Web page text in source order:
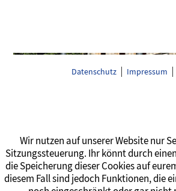
Datenschutz Impressum
Wir nutzen auf unserer Website nur
Sitzungssteuerung. Ihr könnt durch
die Speicherung dieser Cookies auf
diesem Fall sind jedoch Funktionen, die